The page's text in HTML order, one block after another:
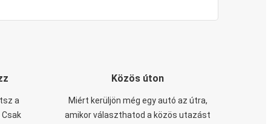
a
Közös úton
Miért kerüljön még egy autó az útra,
amikor választhatod a közös utazást